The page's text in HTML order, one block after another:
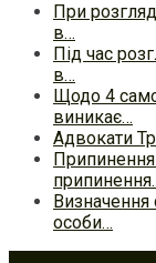
При
в…
Під час
в…
Щодо 4
виникає…
Адвокати
Визначення
особи…